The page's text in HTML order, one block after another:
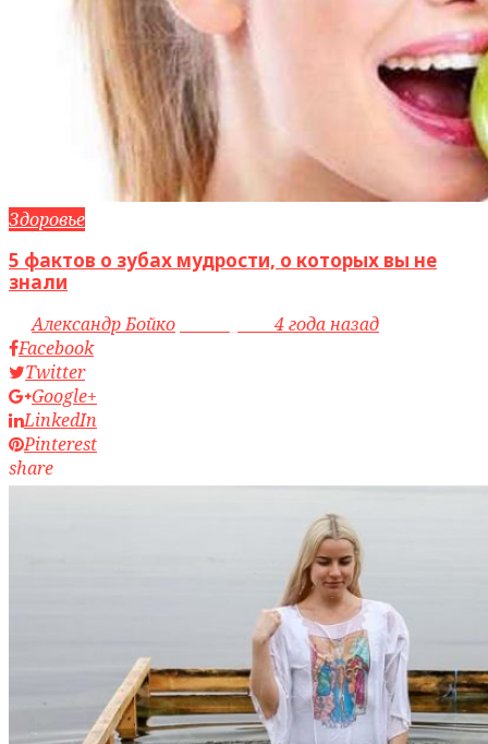
Здоровье
5 фактов о зубах мудрости, о которых вы не
знали
byАлександр Бойко
4 года назад
Facebook
Twitter
Google+
LinkedIn
Pinterest
share